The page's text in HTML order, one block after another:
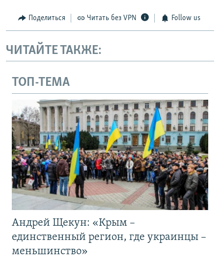
Поделиться Читать без VPN Follow us
ЧИТАЙТЕ ТАКЖЕ:
ТОП-ТЕМА
Андрей Щекун: «Крым –
единственный регион, где украинцы –
меньшинство»